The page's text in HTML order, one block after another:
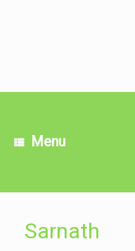
Menu
Sarnath